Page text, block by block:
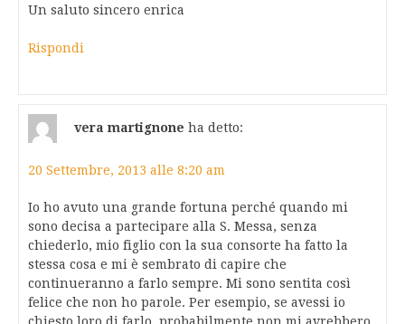
Un saluto sincero enrica
Rispondi
vera martignone ha detto:
20 Settembre, 2013 alle 8:20 am
Io ho avuto una grande fortuna perché quando mi
sono decisa a partecipare alla S. Messa, senza
chiederlo, mio figlio con la sua consorte ha fatto la
stessa cosa e mi è sembrato di capire che
continueranno a farlo sempre. Mi sono sentita così
felice che non ho parole. Per esempio, se avessi io